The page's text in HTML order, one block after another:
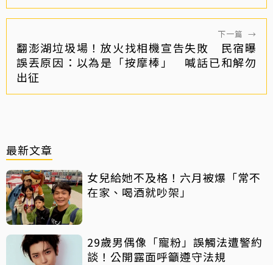
下一篇 →
翻澎湖垃圾場！放火找相機宣告失敗 民宿曝
誤丟原因：以為是「按摩棒」 喊話已和解勿
出征
最新文章
女兒給她不及格！六月被爆「常不
在家、喝酒就吵架」
29歲男偶像「寵粉」誤觸法遭警約
談！公開露面呼籲遵守法規